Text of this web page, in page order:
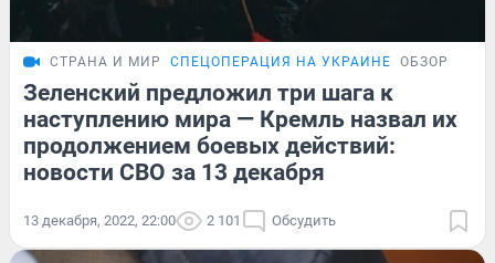
СТРАНА И МИР СПЕЦОПЕРАЦИЯ НА УКРАИНЕ ОБЗОР
Зеленский предложил три шага к
наступлению мира — Кремль назвал их
продолжением боевых действий:
новости СВО за 13 декабря
13 декабря, 2022, 22:00 2 101 Обсудить